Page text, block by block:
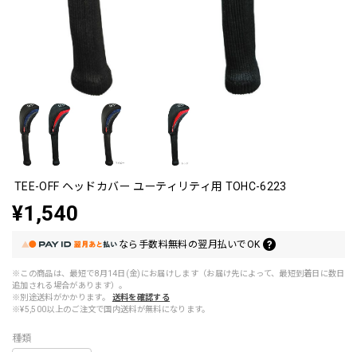
TEE-OFF ヘッドカバー ユーティリティ用 TOHC-6223
¥1,540
なら 手数料無料の翌月払いでOK
※この商品は、最短で8月14日(金)にお届けします（お届け先によって、最短到着日に数日
追加される場合があります）。
※別途送料がかかります。
送料を確認する
※¥5,500以上のご注文で国内送料が無料になります。
種類